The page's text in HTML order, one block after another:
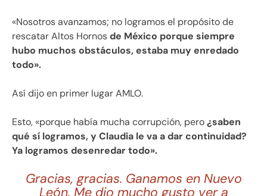
«Nosotros avanzamos; no logramos el propósito de
rescatar Altos Hornosde México porque siempre
hubo muchos obstáculos, estaba muy enredado
todo».
Así dijo en primer lugar AMLO.
Esto, «porque había mucha corrupción, pero¿saben
qué sí logramos, y Claudia le va a dar continuidad?
Ya logramos desenredar todo».
Gracias, gracias. Ganamos en Nuevo
León. Me dio mucho gusto ver a